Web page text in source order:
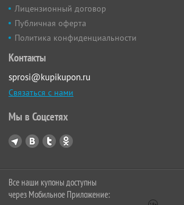
Лицензионный договор
Публичная оферта
Политика конфиденциальности
Контакты
sprosi@kupikupon.ru
Связаться с нами
Мы в Соцсетях
Все наши купоны доступны
через Мобильное Приложение: